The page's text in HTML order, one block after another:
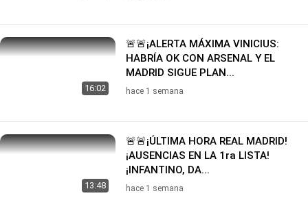
16:02
🚨🚨¡ALERTA MÁXIMA VINICIUS:
HABRÍA OK CON ARSENAL Y EL
MADRID SIGUE PLAN...
hace 1 semana
13:48
🚨🚨¡ÚLTIMA HORA REAL MADRID!
¡AUSENCIAS EN LA 1ra LISTA!
¡INFANTINO, DA...
hace 1 semana